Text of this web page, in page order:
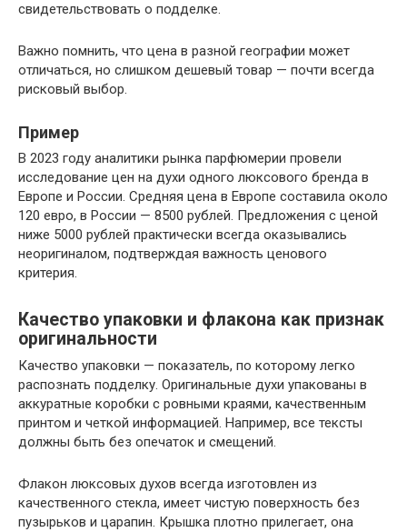
свидетельствовать о подделке.
Важно помнить, что цена в разной географии может
отличаться, но слишком дешевый товар — почти всегда
рисковый выбор.
Пример
В 2023 году аналитики рынка парфюмерии провели
исследование цен на духи одного люксового бренда в
Европе и России. Средняя цена в Европе составила около
120 евро, в России — 8500 рублей. Предложения с ценой
ниже 5000 рублей практически всегда оказывались
неоригиналом, подтверждая важность ценового
критерия.
Качество упаковки и флакона как признак
оригинальности
Качество упаковки — показатель, по которому легко
распознать подделку. Оригинальные духи упакованы в
аккуратные коробки с ровными краями, качественным
принтом и четкой информацией. Например, все тексты
должны быть без опечаток и смещений.
Флакон люксовых духов всегда изготовлен из
качественного стекла, имеет чистую поверхность без
пузырьков и царапин. Крышка плотно прилегает, она